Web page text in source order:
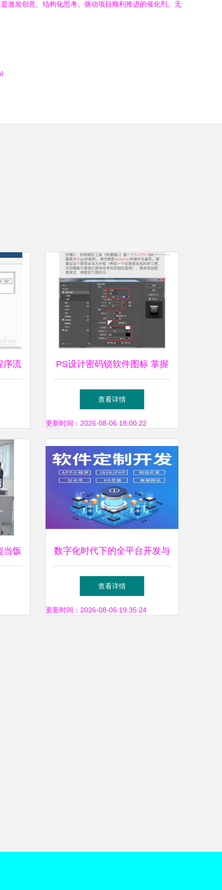
激发创意、结构化思考、驱动项目顺利推进的催化剂。无
序流 PS设计密码锁软件图标 掌握
图层样式的应用技巧
查看详情
更新时间：2026-08-06 18:00:22
当饭
启
数字化时代下的全平台开发与
运营策略
查看详情
更新时间：2026-08-06 19:35:24